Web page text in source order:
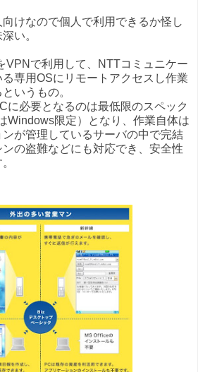
けなので個人で利用できるか怪し
い。
VPNで利用して、NTTコミュニケー
専用OSにリモートアクセスし作業
いうもの。
に必要となるのは最低限のスペック
Windows限定）となり、作業自体は
が管理しているサーバの中で完結
の盗難などにも対応でき、安全性